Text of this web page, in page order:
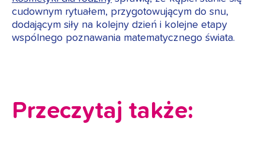
cudownym rytuałem, przygotowującym do snu,
dodającym siły na kolejny dzień i kolejne etapy
wspólnego poznawania matematycznego świata.
Przeczytaj także: